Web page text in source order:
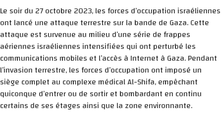
Le soir du 27 octobre 2023, les forces d’occupation israéliennes
ont lancé une attaque terrestre sur la bande de Gaza. Cette
attaque est survenue au milieu d’une série de frappes
aériennes israéliennes intensifiées qui ont perturbé les
communications mobiles et l’accès à Internet à Gaza. Pendant
l’invasion terrestre, les forces d’occupation ont imposé un
siège complet au complexe médical Al-Shifa, empêchant
quiconque d’entrer ou de sortir et bombardant en continu
certains de ses étages ainsi que la zone environnante.